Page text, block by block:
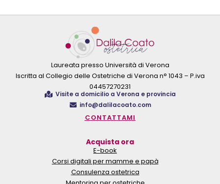
Laureata presso Università di Verona
Iscritta al Collegio delle Ostetriche di Verona n° 1043 – P.iva
04457270231
Visite a domicilio a Verona e provincia
info@dalilacoato.com
CONTATTAMI
Acquista ora
E-book
Corsi digitali per mamme e papà
Consulenza ostetrica